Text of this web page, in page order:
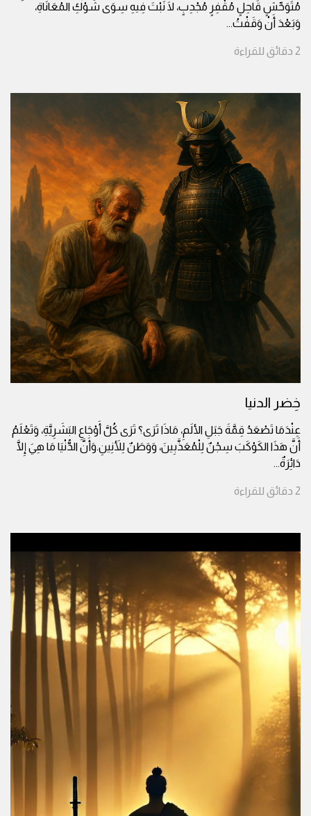
مُتَوَحِّشٍ قَاحِلٍ مُقْفِرٍ مُجْدِبٍ، لَا نَبْتَ فِيهِ سِوَى شَوْكِ المُعَانَاةِ،
وَبَعْدَ أَنْ وَقَفْتُ...
2 دقائق للقراءة
خِضر الدنيا
عِنْدَمَا تَصْعَدُ قِمَّةَ جَبَلِ الألَمِ، مَاذَا تَرَى؟ تَرَى كُلَّ أَوْجَاعِ البَشَرِيَّةِ، وَتَعْلَمُ
أَنَّ هَذَا الكَوْكَبَ سِجْنٌ لِلْمُعَذَّبِينَ، وَوَطَنٌ لِلأَنِينِ.وَأَنَّ الدُّنْيَا مَا هِيَ إِلَّا
دَائِرَةٌ...
2 دقائق للقراءة